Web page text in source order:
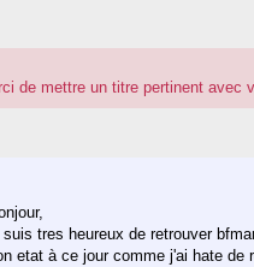
de mettre un titre pertinent
suis tres heureux de retrouver
etat à ce jour comme j'ai hate de